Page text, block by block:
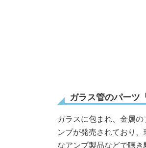
ガラス管のパーツ
ガラスに包まれ、金属
ンプが発売されており
なアンプ製品などで聴